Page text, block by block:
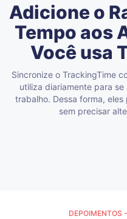
Adicione o
Tempo aos
Você usa
Sincronize o TrackingTime
utiliza diariamente para
trabalho. Dessa forma,
sem precisar
DEPOIMENTOS